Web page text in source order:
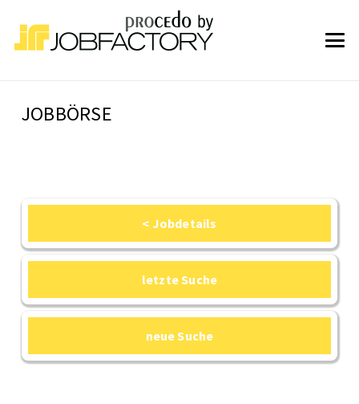
JOBBÖRSE
< Jobdetails
letzte Suche
neue Suche